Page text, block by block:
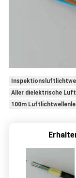
Aller dielektrische
100m